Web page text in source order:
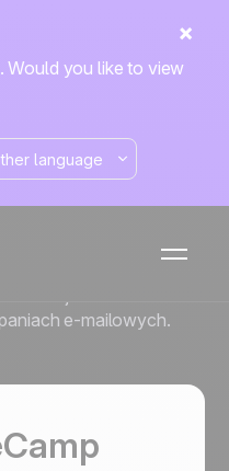
Would you like to view
zwiększył
o 25% z
onboarding
e-mailowych.